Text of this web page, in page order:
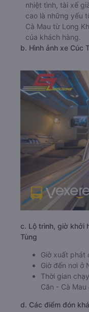
nhiệt tình, tài xế
cao là những yếu
Cà Mau từ Long
của khách hàng.
b. Hình ảnh xe Cúc
c. Lộ trình, giờ khởi
Tùng
Giờ xuất phát
Giờ đến nơi ở
Thời gian
Căn - Cà Mau
d. Các điểm đón